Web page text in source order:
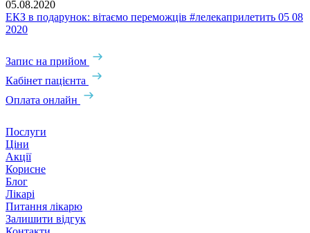
05.08.2020
ЕКЗ в подарунок: вітаємо переможців #лелекаприлетить 05 08
2020
Запис на прийом
Кабінет пацієнта
Оплата онлайн
Послуги
Ціни
Акції
Корисне
Блог
Лікарі
Питання лікарю
Залишити відгук